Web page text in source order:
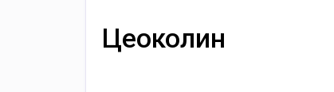
Цеоколин